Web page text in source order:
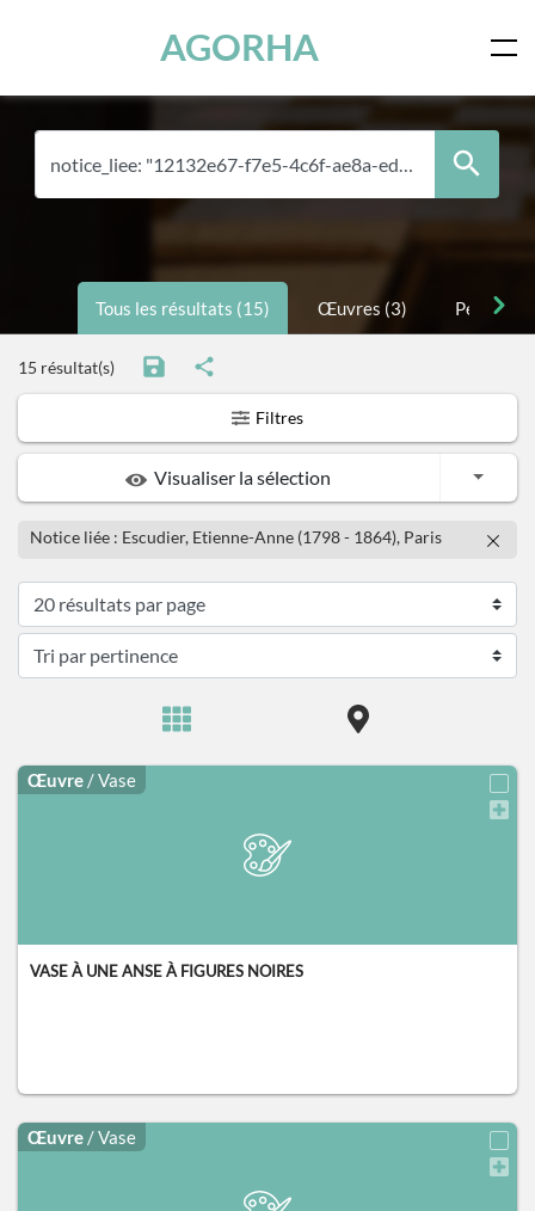
AGORHA
Tous les résultats (15) Œuvres (3)
15 résultat(s)
Filtres
Visualiser la sélection Toggle
Notice liée : Escudier, Etienne-Anne (1798 - 1864), Paris
Œuvre / Vase
VASE À UNE ANSE À FIGURES NOIRES
Œuvre / Vase